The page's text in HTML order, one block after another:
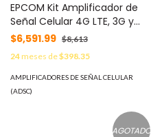
EPCOM Kit Amplificador de
Señal Celular 4G LTE, 3G y
Voz. Funciona con Todos los
Operadores. Soporta
Múltiples Dispositivos y
Tecnologías. Hasta 1000
metros cuadrados de
$6,591.99 $8,613
24meses de$398.35
AMPLIFICADORES DE SEÑAL CELULAR
(ADSC)
AGOTADO